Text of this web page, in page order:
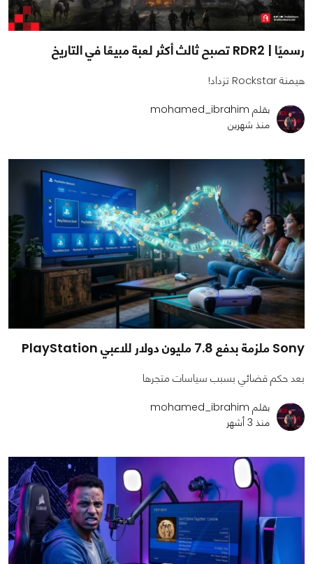
رسميًا | RDR2 تصبح ثالث أكثر لعبة مبيعًا في التاريخ
هيمنة Rockstar تزداد!
بقلم mohamed_ibrahim
منذ شهرين
Sony ملزمة بدفع 7.8 مليون دولار للاعبي PlayStation
بعد حكم قضائي بسبب سياسات متجرها
بقلم mohamed_ibrahim
منذ 3 أشهر